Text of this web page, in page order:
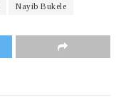
Nayib Bukele